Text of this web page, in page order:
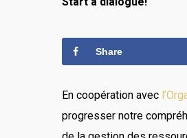
Share
En coopération avec
progresser notre